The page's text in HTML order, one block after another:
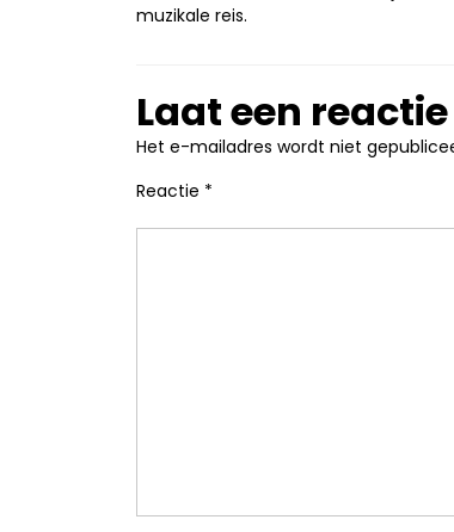
muzikale reis.
Laat een
Het e-mailadres wordt niet
Reactie *